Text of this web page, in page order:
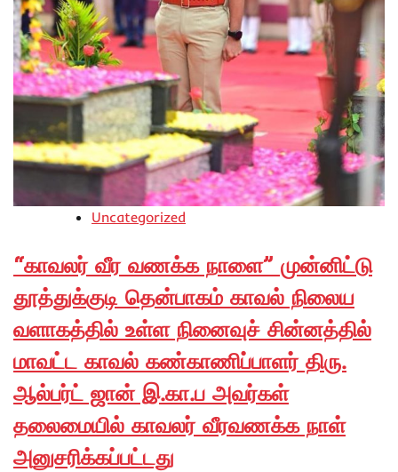
Uncategorized
“காவலர் வீர வணக்க நாளை” முன்னிட்டு
தூத்துக்குடி தென்பாகம் காவல் நிலைய
வளாகத்தில் உள்ள நினைவுச் சின்னத்தில்
மாவட்ட காவல் கண்காணிப்பாளர் திரு.
ஆல்பர்ட் ஜான் இ.கா.ப அவர்கள்
தலைமையில் காவலர் வீரவணக்க நாள்
அனுசரிக்கப்பட்டது